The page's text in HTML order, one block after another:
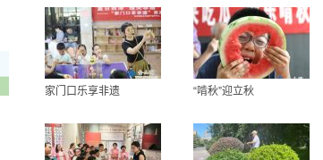
家门口乐享非遗 “啃秋”迎立秋